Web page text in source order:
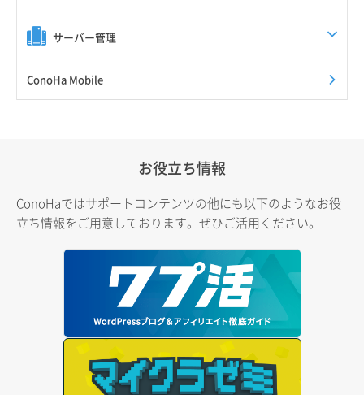
サーバー管理
ConoHa Mobile
お役立ち情報
ConoHaではサポートコンテンツの他にも以下のようなお役
立ち情報をご用意しております。ぜひご活用ください。